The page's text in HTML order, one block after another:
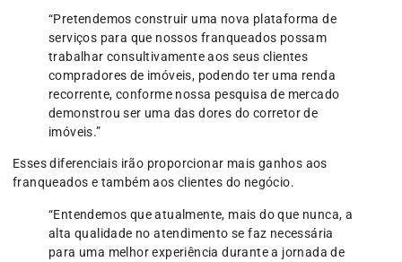
“Pretendemos construir uma nova plataforma de
serviços para que nossos franqueados possam
trabalhar consultivamente aos seus clientes
compradores de imóveis, podendo ter uma renda
recorrente, conforme nossa pesquisa de mercado
demonstrou ser uma das dores do corretor de
imóveis.”
Esses diferenciais irão proporcionar mais ganhos aos
franqueados e também aos clientes do negócio.
“Entendemos que atualmente, mais do que nunca, a
alta qualidade no atendimento se faz necessária
para uma melhor experiência durante a jornada de